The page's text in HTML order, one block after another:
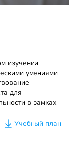
изучении
умениями
для
в рамках
Учебный план